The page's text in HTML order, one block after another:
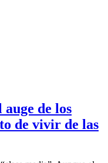
de los
de vivir de las